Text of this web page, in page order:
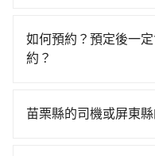
營高鐵站，每人票價
站前排班的計程車，搭
高鐵加轉乘之平均每人
灣大車隊，如果在路邊
堤漫旅 站前館 (River
tripool可省高達$2,600
如何預約？預定後一
約？
琉線交通船聯營處的專
苗栗縣的司機或屏東